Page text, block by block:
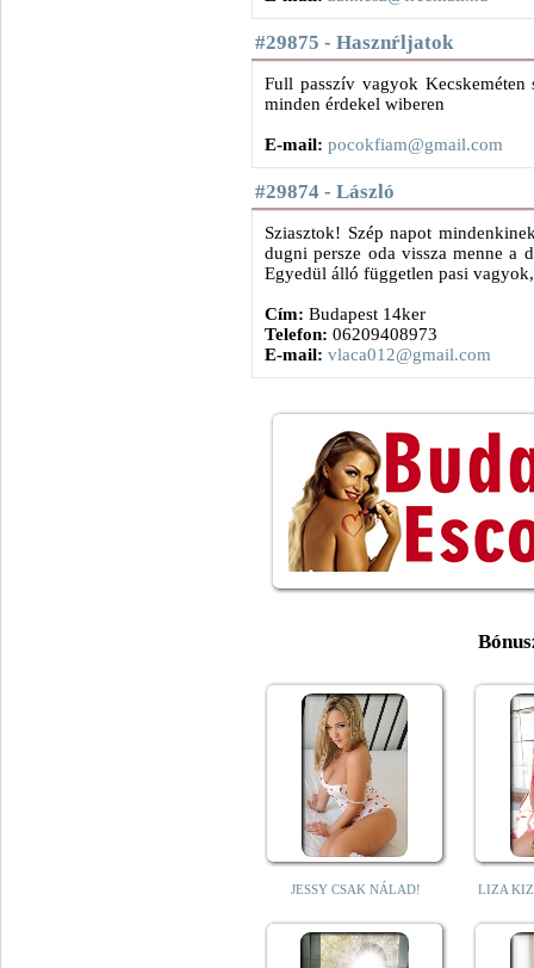
#29875 - Hasznŕljatok
Full passzív vagyok Kecskeméten
minden érdekel wiberen
E-mail: pocokfiam@gmail.com
#29874 - László
Sziasztok! Szép napot
dugni persze oda vissza menne a
Egyedül álló független pasi
Cím: Budapest 14ker
Telefon: 06209408973
E-mail: vlaca012@gmail.com
JESSY CSAK NÁLAD! LIZA